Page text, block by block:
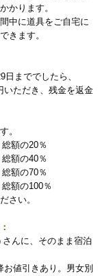
かります。
中に道具をご自宅に
きます。
まででしたら、
いただき、残金を返金
。
額の20％
額の40％
額の70％
総額の100％
さい。
んに、そのまま宿泊
お値引きあり。男女別